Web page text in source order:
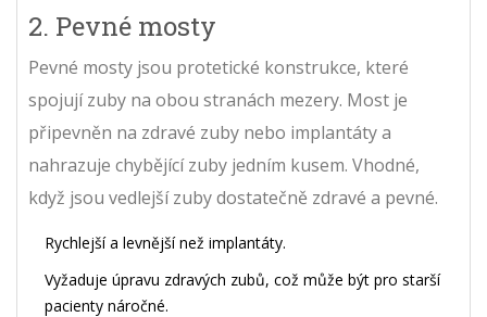
2. Pevné mosty
Pevné mosty jsou protetické konstrukce, které
spojují zuby na obou stranách mezery. Most je
připevněn na zdravé zuby nebo implantáty a
nahrazuje chybějící zuby jedním kusem. Vhodné,
když jsou vedlejší zuby dostatečně zdravé a pevné.
Rychlejší a levnější než implantáty.
Vyžaduje úpravu zdravých zubů, což může být pro starší
pacienty náročné.